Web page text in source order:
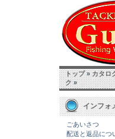
トップ»カタロ
ク»
インフォ
ごあいさつ
配送と返品につ